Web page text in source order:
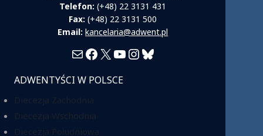
Telefon: (+48) 22 3131 431
Fax: (+48) 22 3131 500
Email: kancelaria@adwent.pl
MailFacebook
X YouTube
Instagram
Bluesky
ADWENTYŚCI W POLSCE